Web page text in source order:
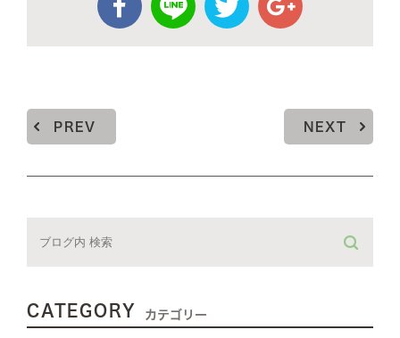
PREV NEXT
CATEGORY カテゴリー